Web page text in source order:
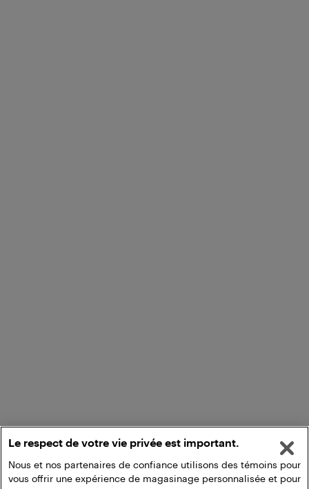
Le respect de votre vie privée est important.
Nous et nos partenaires de confiance utilisons des témoins pour
vous offrir une expérience de magasinage personnalisée et pour